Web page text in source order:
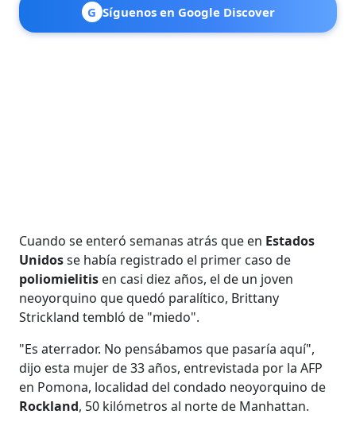
G Síguenos en Google Discover
Cuando se enteró semanas atrás que en Estados
Unidosse había registrado el primer caso de
poliomielitis en casi diez años, el de un joven
neoyorquino que quedó paralítico, Brittany
Strickland tembló de "miedo".
"Es aterrador. No pensábamos que pasaría aquí",
dijo esta mujer de 33 años, entrevistada por la AFP
en Pomona, localidad del condado neoyorquino de
Rockland, 50 kilómetros al norte de Manhattan.